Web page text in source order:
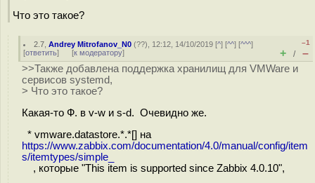
Что это такое?
2.7 ,Andrey Mitrofanov_N0 (??), 12:12, 14/10/2019 [^] [^^] [^^^]
[ответить] [к модератору]
–1
+ / –
>>Также добавлена поддержка хранилищ для VMWare и
сервисов systemd,
> Что это такое?
Какая-то Ф. в v-w и s-d. Очевидно же.
* vmware.datastore.*.*[] на
https://www.zabbix.com/documentation/4.0/manual/config/item
s/itemtypes/simple_
, которые "This item is supported since Zabbix 4.0.10",